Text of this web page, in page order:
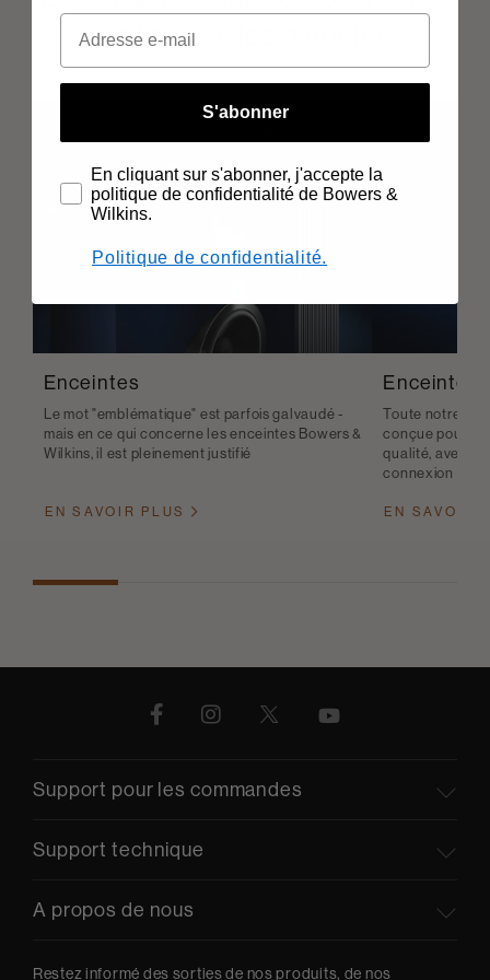
que l’artiste les a voulues
Enceintes
Le mot "emblématique" est parfois galvaudé -
mais en ce qui concerne les enceintes Bowers &
Wilkins, il est pleinement justifié
EN SAVOIR PLUS
Enceintes
Toute notre
conçue pour
qualité, avec la
connexion
EN SAVOIR
Support pour les commandes
Support technique
A propos de nous
Restez informé des sorties de nos produits, de nos
S'abonner
En cliquant sur s'abonner, j'accepte la
politique de confidentialité de Bowers &
Wilkins.
Politique de confidentialité.